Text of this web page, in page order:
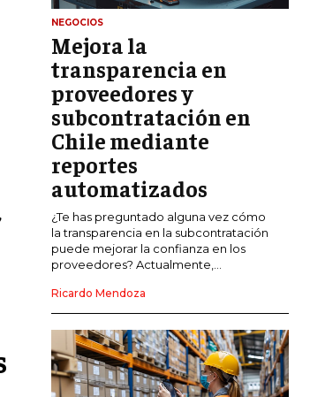
GESTIÓN DE RECURSOS FINANCIEROS
INVERSIONES Y MERCADOS FINANCIEROS
CONTABILIDAD EMPRESARIAL
ECONOMÍA EMPRESARIAL
INTERNACIONAL
NEGOCIOS INTERNACIONALES
COMERCIO INTERNACIONAL
EXPANSIÓN GLOBAL
ALIANZAS ESTRATÉGICAS
TECNOLOGIA
SOSTENIBILIDAD Y MEDIO AMBIENTE
NEGOCIOS
Mejora la
transparencia en
proveedores y
subcontratación en
Chile mediante
reportes
automatizados
¿Te has preguntado alguna vez cómo
la transparencia en la subcontratación
puede mejorar la confianza en los
proveedores? Actualmente,...
Ricardo Mendoza